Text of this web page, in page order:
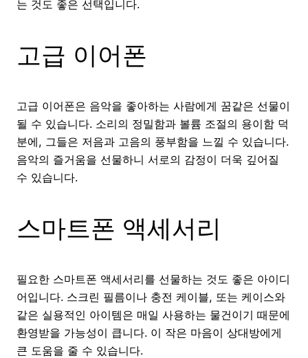
는 것도 좋은 선택입니다.
고급 이어폰
고급 이어폰은 음악을 좋아하는 사람에게 꿈같은 선물이
될 수 있습니다. 소리의 정밀함과 볼륨 조절의 용이함 덕
분에, 그들은 저음과 고음의 풍부함을 느낄 수 있습니다.
음악의 즐거움을 선물하니 서로의 감정이 더욱 깊어질
수 있습니다.
스마트폰 액세서리
필요한 스마트폰 액세서리를 선물하는 것도 좋은 아이디
어입니다. 스크린 필름이나 충전 케이블, 또는 케이스와
같은 실용적인 아이템은 매일 사용하는 물건이기 때문에
환영받을 가능성이 큽니다. 이 작은 마음이 상대방에게
큰 도움을 줄 수 있습니다.